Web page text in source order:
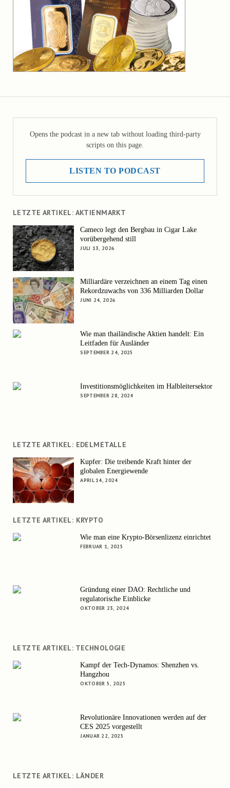
Opens the podcast in a new tab without loading third-party
scripts on this page.
LISTEN TO PODCAST
LETZTE ARTIKEL: AKTIENMARKT
Cameco legt den Bergbau in Cigar Lake
vorübergehend still
JULI 13, 2026
Milliardäre verzeichnen an einem Tag einen
Rekordzuwachs von 336 Milliarden Dollar
JUNI 24, 2026
Wie man thailändische Aktien handelt: Ein
Leitfaden für Ausländer
SEPTEMBER 24, 2025
Investitionsmöglichkeiten im Halbleitersektor
SEPTEMBER 28, 2024
LETZTE ARTIKEL: EDELMETALLE
Kupfer: Die treibende Kraft hinter der
globalen Energiewende
APRIL 14, 2024
LETZTE ARTIKEL: KRYPTO
Wie man eine Krypto-Börsenlizenz einrichtet
FEBRUAR 1, 2025
Gründung einer DAO: Rechtliche und
regulatorische Einblicke
OKTOBER 23, 2024
LETZTE ARTIKEL: TECHNOLOGIE
Kampf der Tech-Dynamos: Shenzhen vs.
Hangzhou
OKTOBER 5, 2025
Revolutionäre Innovationen werden auf der
CES 2025 vorgestellt
JANUAR 22, 2025
LETZTE ARTIKEL: LÄNDER